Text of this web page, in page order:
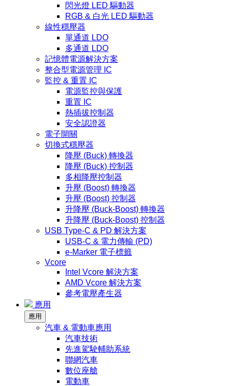
閃光燈 LED 驅動器
RGB & 白光 LED 驅動器
線性穩壓器
單通道 LDO
多通道 LDO
記憶體電源解決方案
整合型電源管理 IC
監控 & 重置 IC
電源監控與保護
重置 IC
熱插拔控制器
安全認證器
電子開關
切換式穩壓器
降壓 (Buck) 轉換器
降壓 (Buck) 控制器
多相降壓控制器
升壓 (Boost) 轉換器
升壓 (Boost) 控制器
升降壓 (Buck-Boost) 轉換器
升降壓 (Buck-Boost) 控制器
USB Type-C & PD 解決方案
USB-C & 電力傳輸 (PD)
e-Marker 電子標籤
Vcore
Intel Vcore 解決方案
AMD Vcore 解決方案
參考電壓產生器
應用
應用
汽車 & 電動車應用
汽車技術
先進駕駛輔助系統
聯網汽車
數位座艙
電動車